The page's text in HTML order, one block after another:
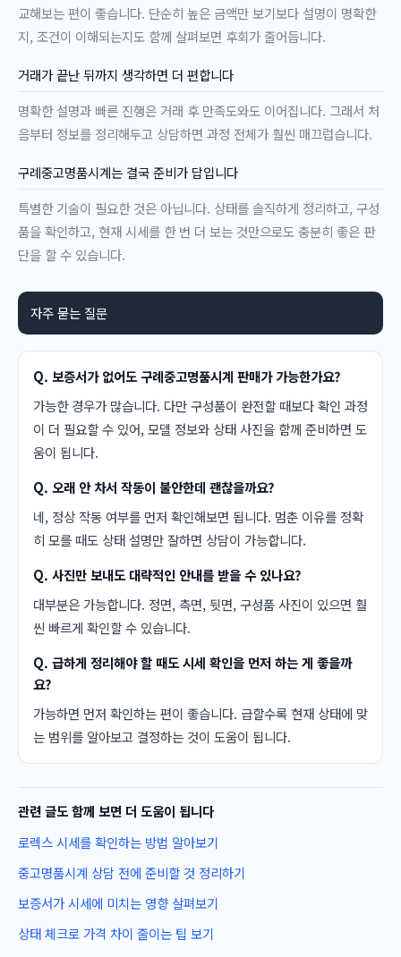
교해보는 편이 좋습니다. 단순히 높은 금액만 보기보다 설명이 명확한
지, 조건이 이해되는지도 함께 살펴보면 후회가 줄어듭니다.
거래가 끝난 뒤까지 생각하면 더 편합니다
명확한 설명과 빠른 진행은 거래 후 만족도와도 이어집니다. 그래서 처
음부터 정보를 정리해두고 상담하면 과정 전체가 훨씬 매끄럽습니다.
구례중고명품시계는 결국 준비가 답입니다
특별한 기술이 필요한 것은 아닙니다. 상태를 솔직하게 정리하고, 구성
품을 확인하고, 현재 시세를 한 번 더 보는 것만으로도 충분히 좋은 판
단을 할 수 있습니다.
자주 묻는 질문
Q. 보증서가 없어도 구례중고명품시계 판매가 가능한가요?
가능한 경우가 많습니다. 다만 구성품이 완전할 때보다 확인 과정
이 더 필요할 수 있어, 모델 정보와 상태 사진을 함께 준비하면 도
움이 됩니다.
Q. 오래 안 차서 작동이 불안한데 괜찮을까요?
네, 정상 작동 여부를 먼저 확인해보면 됩니다. 멈춘 이유를 정확
히 모를 때도 상태 설명만 잘하면 상담이 가능합니다.
Q. 사진만 보내도 대략적인 안내를 받을 수 있나요?
대부분은 가능합니다. 정면, 측면, 뒷면, 구성품 사진이 있으면 훨
씬 빠르게 확인할 수 있습니다.
Q. 급하게 정리해야 할 때도 시세 확인을 먼저 하는 게 좋을까
요?
가능하면 먼저 확인하는 편이 좋습니다. 급할수록 현재 상태에 맞
는 범위를 알아보고 결정하는 것이 도움이 됩니다.
관련 글도 함께 보면 더 도움이 됩니다
로렉스 시세를 확인하는 방법 알아보기
중고명품시계 상담 전에 준비할 것 정리하기
보증서가 시세에 미치는 영향 살펴보기
상태 체크로 가격 차이 줄이는 팁 보기